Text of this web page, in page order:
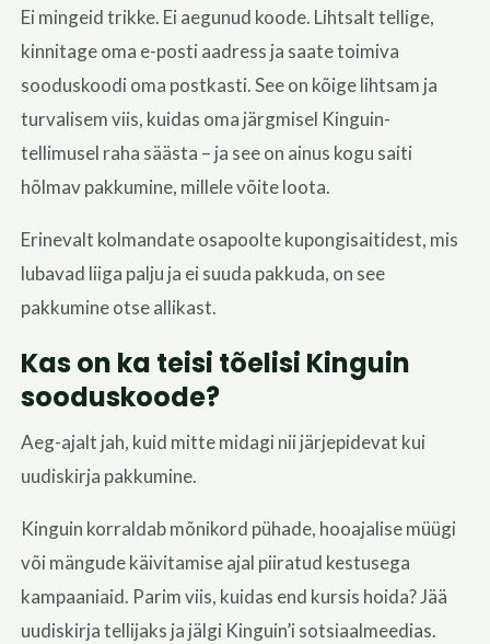
Ei mingeid trikke. Ei aegunud koode. Lihtsalt tellige,
kinnitage oma e-posti aadress ja saate toimiva
sooduskoodi oma postkasti. See on kõige lihtsam ja
turvalisem viis, kuidas oma järgmisel Kinguin-
tellimusel raha säästa – ja see on ainus kogu saiti
hõlmav pakkumine, millele võite loota.
Erinevalt kolmandate osapoolte kupongisaitidest, mis
lubavad liiga palju ja ei suuda pakkuda, on see
pakkumine otse allikast.
Kas on ka teisi tõelisi Kinguin
sooduskoode?
Aeg-ajalt jah, kuid mitte midagi nii järjepidevat kui
uudiskirja pakkumine.
Kinguin korraldab mõnikord pühade, hooajalise müügi
või mängude käivitamise ajal piiratud kestusega
kampaaniaid. Parim viis, kuidas end kursis hoida? Jää
uudiskirja tellijaks ja jälgi Kinguin’i sotsiaalmeedias.